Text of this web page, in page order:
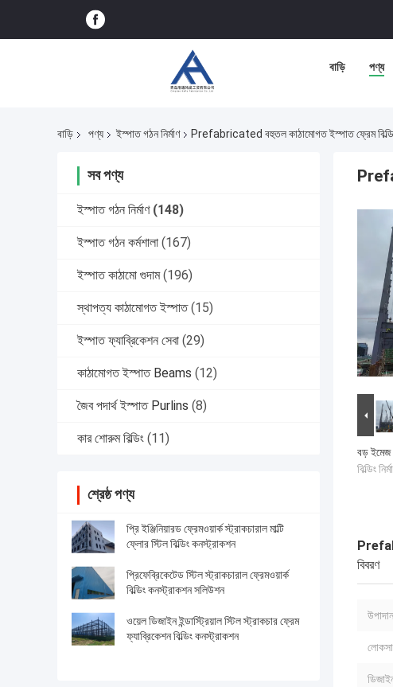
বাড়ি পণ্য
বাড়ি পণ্য ইস্পাত গঠন নির্মাণ Prefabricated বহুতল কাঠামোগত ইস্পাত ফ্রেম
সব পণ্য
ইস্পাত গঠন নির্মাণ (148)
ইস্পাত গঠন কর্মশালা (167)
ইস্পাত কাঠামো গুদাম (196)
স্থাপত্য কাঠামোগত ইস্পাত (15)
ইস্পাত ফ্যাব্রিকেশন সেবা (29)
কাঠামোগত ইস্পাত Beams (12)
জৈব পদার্থ ইস্পাত Purlins (8)
কার শোরুম বিল্ডিং (11)
শ্রেষ্ঠ পণ্য
প্রি ইঞ্জিনিয়ারড ফ্রেমওয়ার্ক স্ট্রাকচারাল মাল্টি
ফ্লোর স্টিল বিল্ডিং কনস্ট্রাকশন
প্রিফেব্রিকেটেড স্টিল স্ট্রাকচারাল ফ্রেমওয়ার্ক
বিল্ডিং কনস্ট্রাকশন সলিউশন
ওয়েল ডিজাইন ইন্ডাস্ট্রিয়াল স্টিল স্ট্রাকচার ফ্রেম
ফ্যাব্রিকেশন বিল্ডিং কনস্ট্রাকশন
বড় ইমেজ
বিল্ডিং
বিবরণ